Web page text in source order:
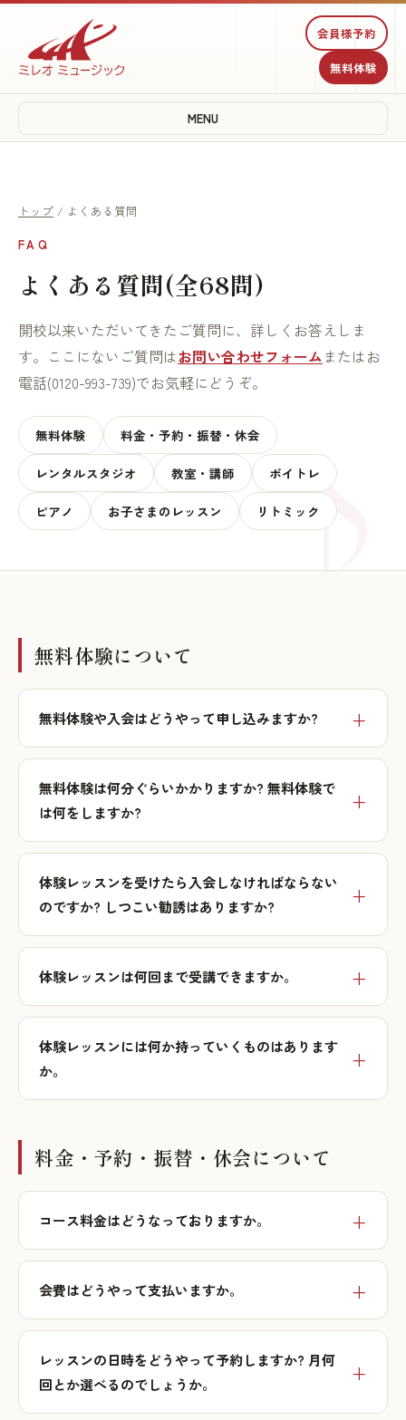
会員様予約
無料体験
MENU
トップ / よくある質問
FAQ
よくある質問(全68問)
開校以来いただいてきたご質問に、詳しくお答えしま
す。ここにないご質問はお問い合わせフォームまたはお
電話(0120-993-739)でお気軽にどうぞ。
無料体験 料金・予約・振替・休会
レンタルスタジオ 教室・講師 ボイトレ
ピアノ お子さまのレッスン リトミック
無料体験について
無料体験や入会はどうやって申し込みますか?
無料体験は何分ぐらいかかりますか? 無料体験で
は何をしますか?
体験レッスンを受けたら入会しなければならない
のですか? しつこい勧誘はありますか?
体験レッスンは何回まで受講できますか。
体験レッスンには何か持っていくものはあります
か。
料金・予約・振替・休会について
コース料金はどうなっておりますか。
会費はどうやって支払いますか。
レッスンの日時をどうやって予約しますか? 月何
回とか選べるのでしょうか。